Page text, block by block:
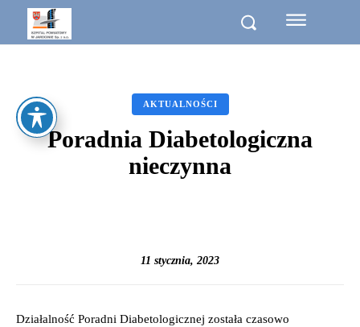
AKTUALNOŚCI
Poradnia Diabetologiczna
nieczynna
11 stycznia, 2023
Działalność Poradni Diabetologicznej została czasowo